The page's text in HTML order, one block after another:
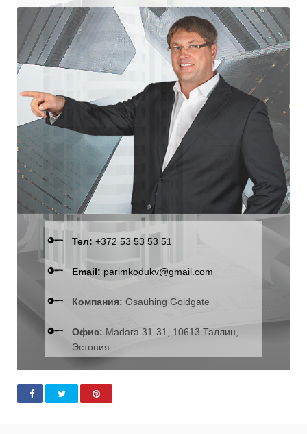
Тел: +372 53 53 53 51
Email: parimkodukv@gmail.com
Компания: Osaühing Goldgate
Офис: Madara 31-31, 10613 Таллин,
Эстония